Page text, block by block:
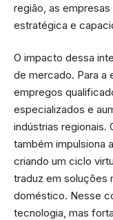
região, as
estratégica e
O impacto dessa
de mercado. Para a
empregos
especializados e
indústrias regionais.
também impulsiona
criando um ciclo
traduz em soluções
doméstico. Nesse
tecnologia, mas